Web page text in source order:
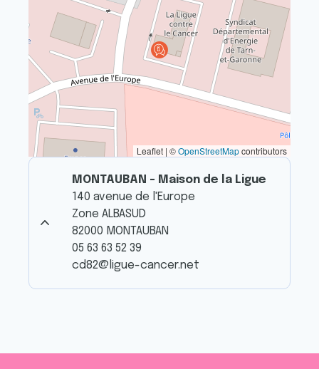
Leaflet | ©OpenStreetMapcontributors
MONTAUBAN - Maison de la Ligue
140 avenue de l'Europe
Zone ALBASUD
82000 MONTAUBAN
05 63 63 52 39
cd82@ligue-cancer.net